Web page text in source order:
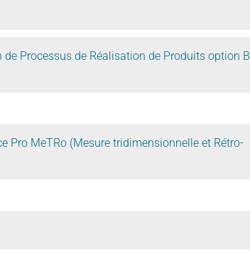
de Processus de Réalisation de Produits option B
Pro MeTRo (Mesure tridimensionnelle et Rétro-